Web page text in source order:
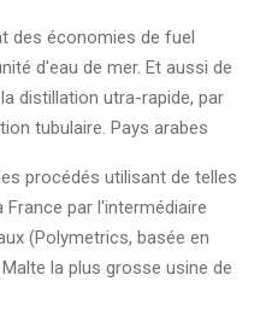
des économies de fuel
d'eau de mer. Et aussi de
distillation utra-rapide, par
tubulaire. Pays arabes
procédés utilisant de telles
par l'intermédiaire
(Polymetrics, basée en
la plus grosse usine de